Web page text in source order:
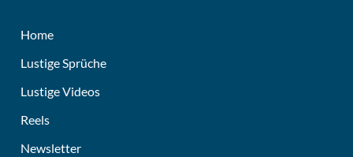
Home
Lustige Sprüche
Lustige Videos
Reels
Newsletter